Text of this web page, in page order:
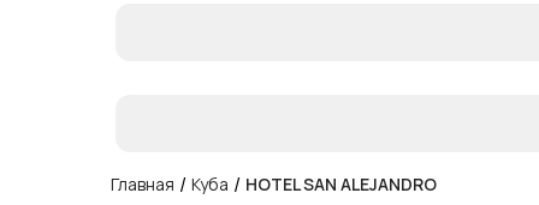
Главная / Куба / HOTEL SAN ALEJANDRO